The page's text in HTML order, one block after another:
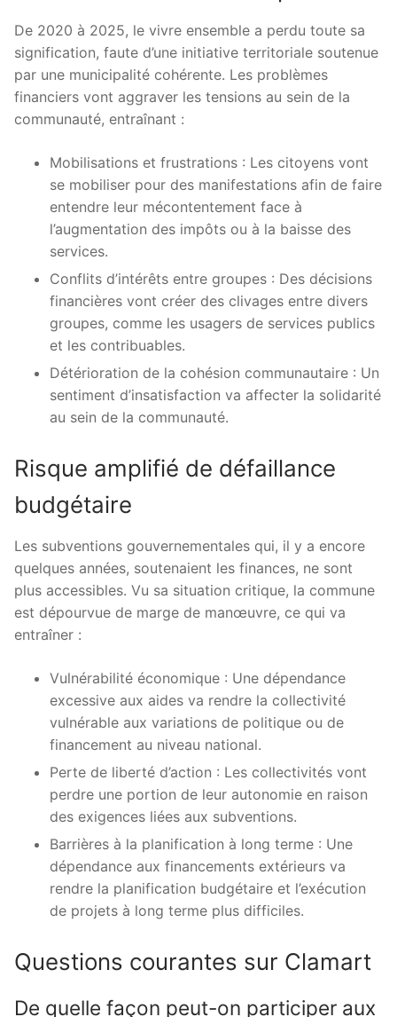
De 2020 à 2025, le vivre ensemble a perdu toute sa
signification, faute d’une initiative territoriale soutenue
par une municipalité cohérente. Les problèmes
financiers vont aggraver les tensions au sein de la
communauté, entraînant :
Mobilisations et frustrations : Les citoyens vont
se mobiliser pour des manifestations afin de faire
entendre leur mécontentement face à
l’augmentation des impôts ou à la baisse des
services.
Conflits d’intérêts entre groupes : Des décisions
financières vont créer des clivages entre divers
groupes, comme les usagers de services publics
et les contribuables.
Détérioration de la cohésion communautaire : Un
sentiment d’insatisfaction va affecter la solidarité
au sein de la communauté.
Risque amplifié de défaillance
budgétaire
Les subventions gouvernementales qui, il y a encore
quelques années, soutenaient les finances, ne sont
plus accessibles. Vu sa situation critique, la commune
est dépourvue de marge de manœuvre, ce qui va
entraîner :
Vulnérabilité économique : Une dépendance
excessive aux aides va rendre la collectivité
vulnérable aux variations de politique ou de
financement au niveau national.
Perte de liberté d’action : Les collectivités vont
perdre une portion de leur autonomie en raison
des exigences liées aux subventions.
Barrières à la planification à long terme : Une
dépendance aux financements extérieurs va
rendre la planification budgétaire et l’exécution
de projets à long terme plus difficiles.
Questions courantes sur Clamart
De quelle façon peut-on participer aux